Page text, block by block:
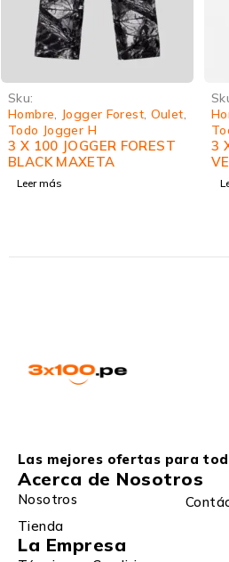
Sku:
Hombre
Jogger Forest, Oulet
Todo Jogger H
3 X 100 JOGGER FOREST
BLACK MAXETA
Leer más
3
Las mejores ofertas para
Acerca de Nosotros
Nosotros
Tienda
La Empresa